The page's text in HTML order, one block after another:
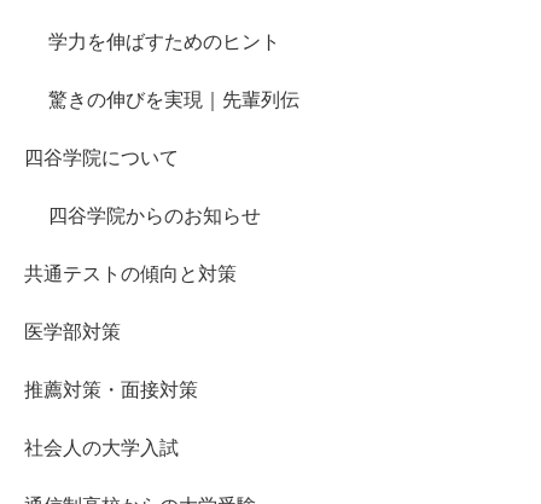
学力を伸ばすためのヒント
驚きの伸びを実現｜先輩列伝
四谷学院について
四谷学院からのお知らせ
共通テストの傾向と対策
医学部対策
推薦対策・面接対策
社会人の大学入試